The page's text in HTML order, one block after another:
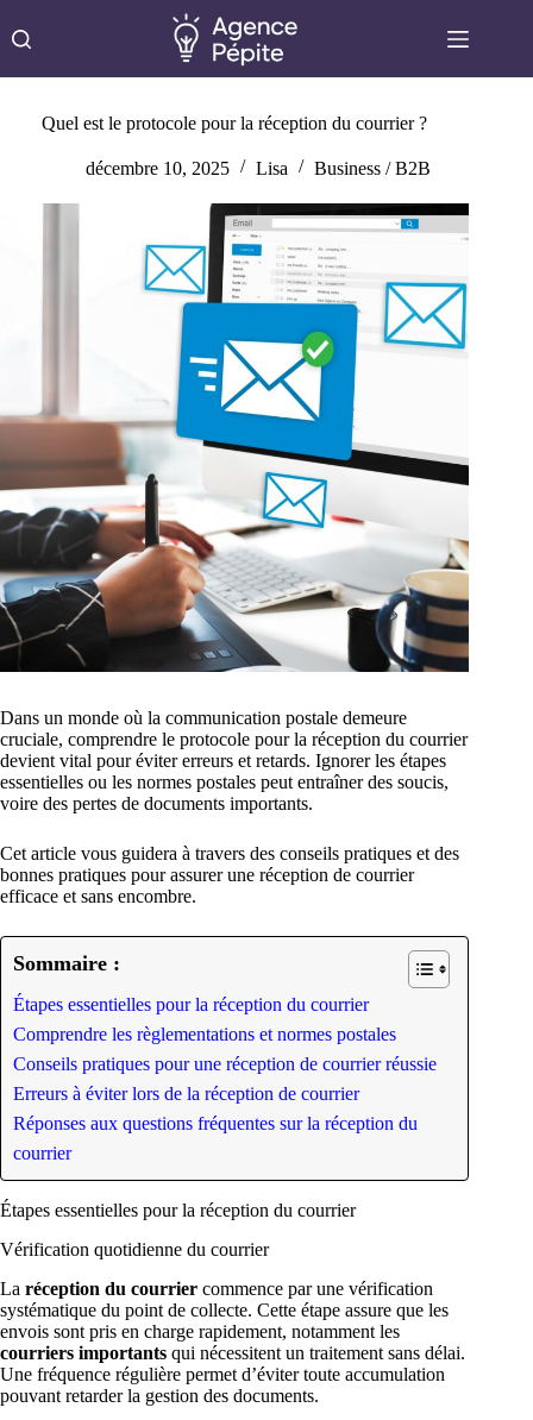
au
contenu
Quel est le protocole pour la réception du courrier ?
décembre 10, 2025 Lisa Business / B2B
Dans un monde où la communication postale demeure
cruciale, comprendre le protocole pour la réception du courrier
devient vital pour éviter erreurs et retards. Ignorer les étapes
essentielles ou les normes postales peut entraîner des soucis,
voire des pertes de documents importants.
Cet article vous guidera à travers des conseils pratiques et des
bonnes pratiques pour assurer une réception de courrier
efficace et sans encombre.
Sommaire :
Étapes essentielles pour la réception du courrier
Comprendre les règlementations et normes postales
Conseils pratiques pour une réception de courrier réussie
Erreurs à éviter lors de la réception de courrier
Réponses aux questions fréquentes sur la réception du
courrier
Étapes essentielles pour la réception du courrier
Vérification quotidienne du courrier
La réception du courrier commence par une vérification
systématique du point de collecte. Cette étape assure que les
envois sont pris en charge rapidement, notamment les
courriers importants qui nécessitent un traitement sans délai.
Une fréquence régulière permet d’éviter toute accumulation
pouvant retarder la gestion des documents.